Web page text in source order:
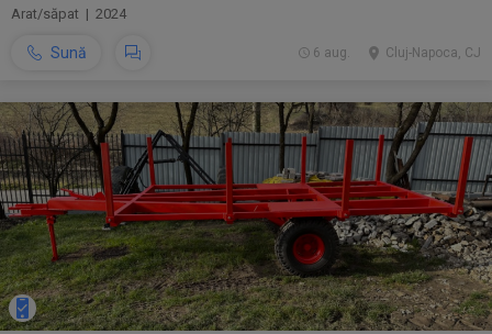
Arat/săpat | 2024
Sună Cluj-Napoca, CJ
6 aug.